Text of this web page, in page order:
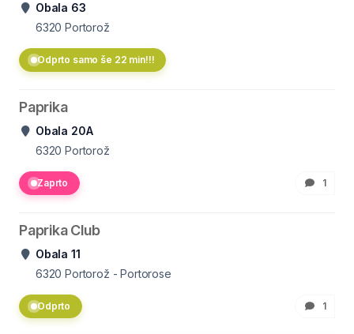
Obala 63
6320 Portorož
Odprto samo še 22 min!!!
Paprika
Obala 20A
6320 Portorož
Zaprto 1
Paprika Club
Obala 11
6320 Portorož - Portorose
Odprto 1